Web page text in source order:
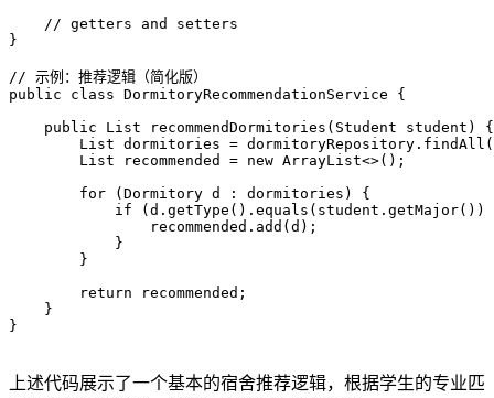
    // getters and setters
}
// 示例：推荐逻辑（简化版）
public class DormitoryRecommendationService {
    public List
recommendDormitories(Student student) {
        List
dormitories =
        List
recommended = new ArrayList<>();
        for (Dormitory d : dormitories) {
if (d.getType().equals(student.getMajor())
                recommended.add(d);
            }
        }
        return recommended;
    }
}
上述代码展示了一个基本的宿舍推荐逻辑，根据学生的专业匹